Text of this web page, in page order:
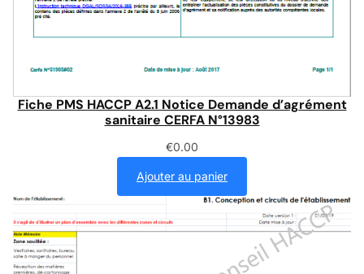
Fiche PMS HACCP A2.1 Notice Demande d’agrément
sanitaire CERFA N°13983
€0.00
Ajouter au panier